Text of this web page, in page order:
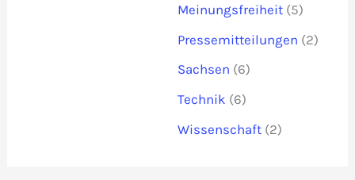
Meinungsfreiheit (5)
Pressemitteilungen (2)
Sachsen (6)
Technik (6)
Wissenschaft (2)